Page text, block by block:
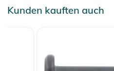
Kunden kauften auch